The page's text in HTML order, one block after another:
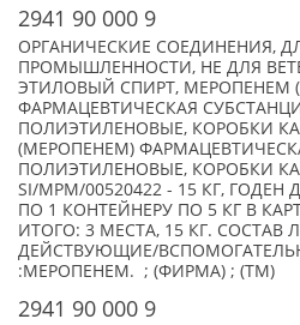
2941 90 000 9
ОРГАНИЧЕСКИЕ СОЕДИНЕНИЯ,
ПРОМЫШЛЕННОСТИ, НЕ ДЛЯ
ЭТИЛОВЫЙ СПИРТ, МЕРОПЕНЕМ
ФАРМАЦЕВТИЧЕСКАЯ
ПОЛИЭТИЛЕНОВЫЕ, КОРОБКИ
(МЕРОПЕНЕМ)
ПОЛИЭТИЛЕНОВЫЕ, КОРОБКИ
SI/MPM/00520422 - 15 КГ, ГОДЕН
ПО 1 КОНТЕЙНЕРУ ПО 5 КГ В
ИТОГО: 3 МЕСТА, 15 КГ. СОСТАВ
ДЕЙСТВУЮЩИЕ/
:МЕРОПЕНЕМ. ; (ФИРМА) ; (TM)
2941 90 000 9